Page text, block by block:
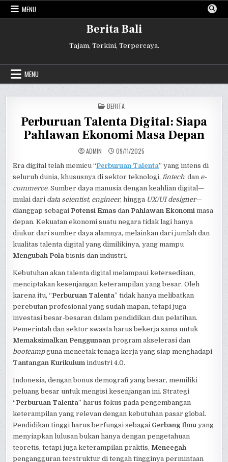
Skip
MENU
Berita Bali
Tajam, Terkini, Terpercaya.
MENU
POSTED
IN
BERITA
Perburuan Talenta Digital: Siapa
Pahlawan Ekonomi Masa Depan
ADMIN 09/11/2025
Era digital telah memicu “Perburuan Talenta” yang intens di
seluruh dunia, khususnya di sektor teknologi,fintech, dan e-
commerce. Sumber daya manusia dengan keahlian digital—
mulai dari data scientist, engineer, hingga UX/UI designer—
dianggap sebagai Potensi Emas dan Pahlawan Ekonomi masa
depan. Kekuatan ekonomi suatu negara tidak lagi hanya
diukur dari sumber daya alamnya, melainkan dari jumlah dan
kualitas talenta digital yang dimilikinya, yang mampu
Mengubah Polabisnis dan industri.
Kebutuhan akan talenta digital melampaui ketersediaan,
menciptakan kesenjangan keterampilan yang besar. Oleh
karena itu, “Perburuan Talenta” tidak hanya melibatkan
perebutan profesional yang sudah mapan, tetapi juga
investasi besar-besaran dalam pendidikan dan pelatihan.
Pemerintah dan sektor swasta harus bekerja sama untuk
Memaksimalkan Penggunaan program akselerasi dan
bootcampguna mencetak tenaga kerja yang siap menghadapi
Tantangan Kurikulumindustri 4.0.
Indonesia, dengan bonus demografi yang besar, memiliki
peluang besar untuk mengisi kesenjangan ini. Strategi
“Perburuan Talenta” harus fokus pada pengembangan
keterampilan yang relevan dengan kebutuhan pasar global.
Pendidikan tinggi harus berfungsi sebagai Gerbang Ilmu yang
menyiapkan lulusan bukan hanya dengan pengetahuan
teoretis, tetapi juga keterampilan praktis, Mencegah
pengangguran terstruktur di tengah tingginya permintaan